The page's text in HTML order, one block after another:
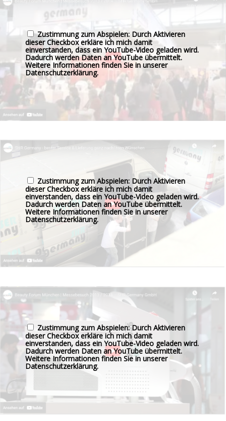
Zustimmung zum Abspielen: Durch Aktivieren
dieser Checkbox erkläre ich mich damit
einverstanden, dass ein YouTube-Video geladen wird.
Dadurch werden Daten an YouTube übermittelt.
Weitere Informationen finden Sie in unserer
Datenschutzerklärung.
Zustimmung zum Abspielen: Durch Aktivieren
dieser Checkbox erkläre ich mich damit
einverstanden, dass ein YouTube-Video geladen wird.
Dadurch werden Daten an YouTube übermittelt.
Weitere Informationen finden Sie in unserer
Datenschutzerklärung.
Zustimmung zum Abspielen: Durch Aktivieren
dieser Checkbox erkläre ich mich damit
einverstanden, dass ein YouTube-Video geladen wird.
Dadurch werden Daten an YouTube übermittelt.
Weitere Informationen finden Sie in unserer
Datenschutzerklärung.